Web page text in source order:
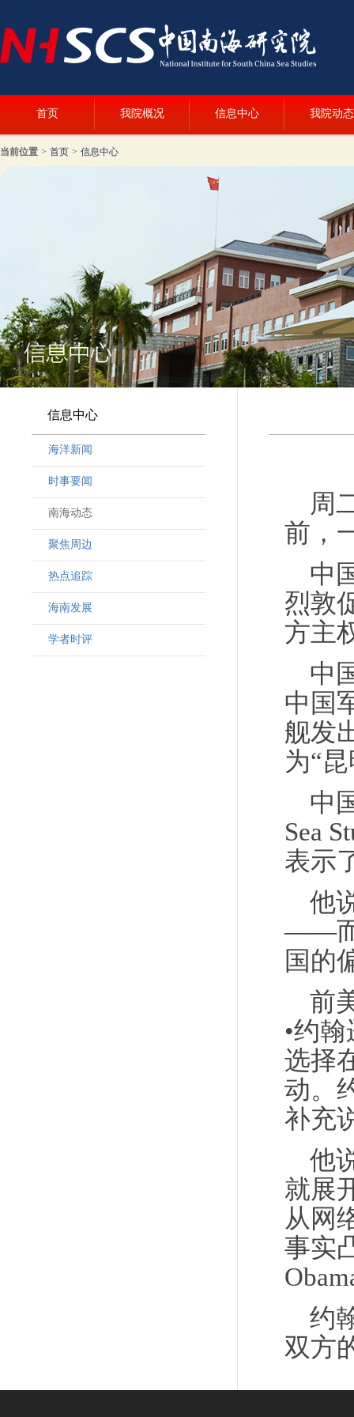
首页 我院概况 信息中心 我院动态
当前位置 > 首页 > 信息中心
信息中心
海洋新闻
时事要闻
南海动态
聚焦周边
热点追踪
海南发展
学者时评
周
前，
中
烈敦
方主
中
中国
舰发
为“
中
Sea
表示
他
——而
国的
前
•约
选择
动。
补充
他
就展
从网
事实
约
双方